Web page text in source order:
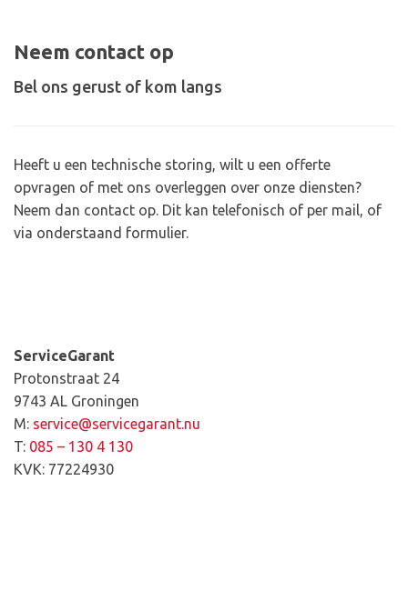
Neem contact op
Bel ons gerust of kom langs
Heeft u een technische storing, wilt u een offerte
opvragen of met ons overleggen over onze diensten?
Neem dan contact op. Dit kan telefonisch of per mail, of
via onderstaand formulier.
ServiceGarant
Protonstraat 24
​9743 AL Groningen
M: service@servicegarant.nu
T: 085 – 130 4 130
KVK: 77224930